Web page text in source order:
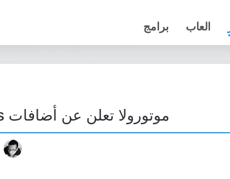
العاب برامج
موتورولا تعلن عن أضافات Modes جديدة لهاتفها Moto Z تعرف عليها